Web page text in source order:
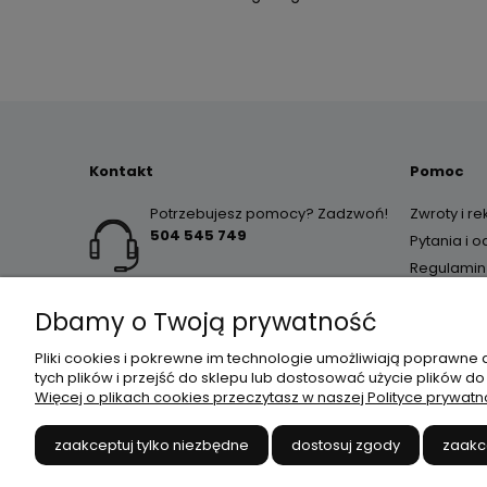
Kontakt
Potrzebujesz pomocy? Zadzwoń!
504 545 749
Pomoc
Zwroty i
Pytania i
Regulamin
Dbamy o Twoją prywatność
Pliki cookies i pokrewne im technologie umożliwiają
tych plików i przejść do sklepu lub dostosować użycie plików
Więcej o plikach cookies przeczytasz w naszej Polityce
zaakceptuj tylko niezbędne dostosuj zgody